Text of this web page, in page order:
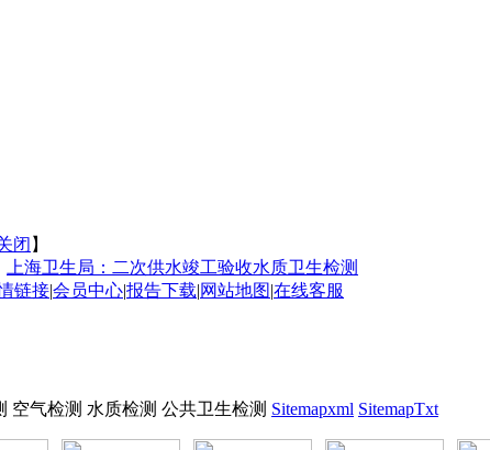
闭 】
上海卫生局：二次供水竣工验收水质卫生检测
链接会员中心报告下载 网站地图 在线客服
空气检测 水质检测 公共卫生检测 Sitemapxml SitemapTxt